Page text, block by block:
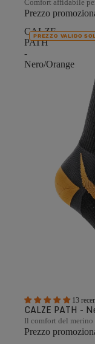
Comfort affidabile
Prezzo
CALZE
PATH
-
Nero/Orange
13
PREZZO VALIDO
CALZE PATH -
Il comfort del
Prezzo